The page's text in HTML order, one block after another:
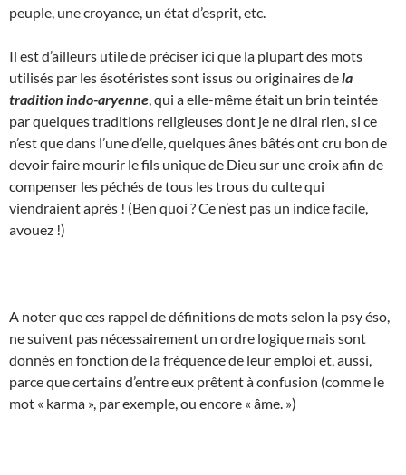
peuple, une croyance, un état d’esprit, etc.
Il est d’ailleurs utile de préciser ici que la plupart des mots
utilisés par les ésotéristes sont issus ou originaires dela
tradition indo-aryenne , qui a elle-même était un brin teintée
par quelques traditions religieuses dont je ne dirai rien, si ce
n’est que dans l’une d’elle, quelques ânes bâtés ont cru bon de
devoir faire mourir le fils unique de Dieu sur une croix afin de
compenser les péchés de tous les trous du culte qui
viendraient après ! (Ben quoi ? Ce n’est pas un indice facile,
avouez !)
A noter que ces rappel de définitions de mots selon la psy éso,
ne suivent pas nécessairement un ordre logique mais sont
donnés en fonction de la fréquence de leur emploi et, aussi,
parce que certains d’entre eux prêtent à confusion (comme le
mot « karma », par exemple, ou encore « âme. »)